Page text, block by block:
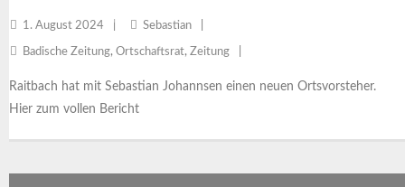
STARTLÖCHERN
1. August 2024 Sebastian
Badische Zeitung, Ortschaftsrat, Zeitung
Raitbach hat mit Sebastian Johannsen einen neuen Ortsvorsteher.
Hier zum vollen Bericht